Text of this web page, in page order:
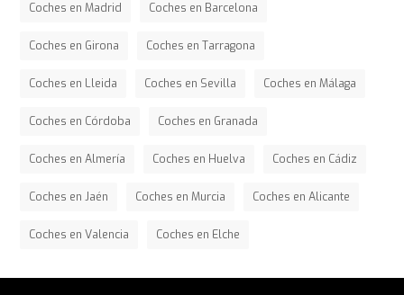
Coches en Madrid Coches en Barcelona
Coches en Girona Coches en Tarragona
Coches en Lleida Coches en Sevilla Coches en Málaga
Coches en Córdoba Coches en Granada
Coches en Almería Coches en Huelva Coches en Cádiz
Coches en Jaén Coches en Murcia Coches en Alicante
Coches en Valencia Coches en Elche